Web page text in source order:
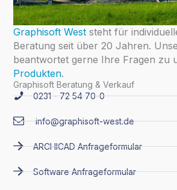
Graphisoft Weststeht für
Beratung seit über 20 Jahren.
beantwortet gerne Ihre Fragen zu
Produkten.
Graphisoft Beratung & Verkauf
0231 - 72 54 70-0
info@graphisoft-west.de
ARCHICAD Anfrageformular
Software Anfrageformular